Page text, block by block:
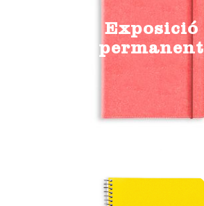
Exposició
permanent